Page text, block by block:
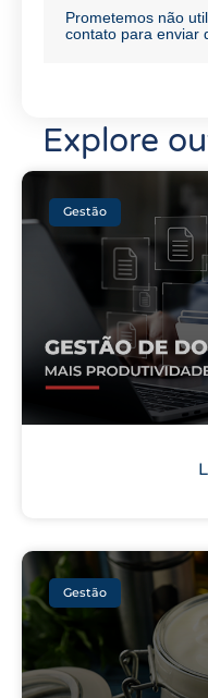
Prometemos não
contato para enviar
Explore
Gestão
Gestão